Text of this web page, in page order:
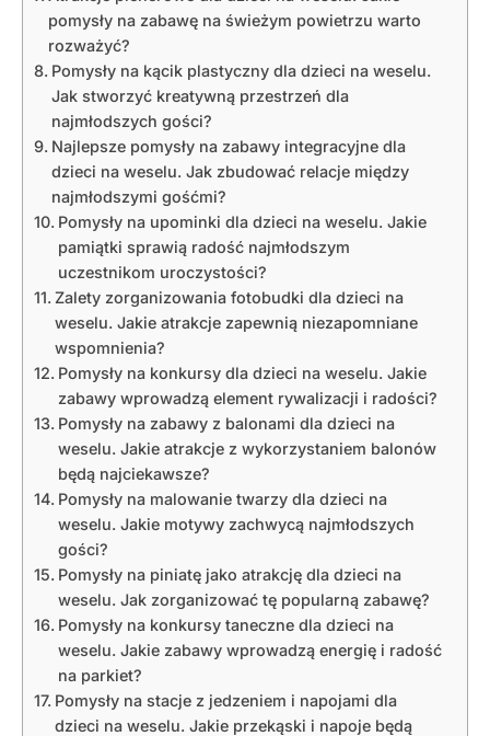
pomysły na zabawę na świeżym powietrzu warto
rozważyć?
Pomysły na kącik plastyczny dla dzieci na weselu.
Jak stworzyć kreatywną przestrzeń dla
najmłodszych gości?
Najlepsze pomysły na zabawy integracyjne dla
dzieci na weselu. Jak zbudować relacje między
najmłodszymi gośćmi?
Pomysły na upominki dla dzieci na weselu. Jakie
pamiątki sprawią radość najmłodszym
uczestnikom uroczystości?
Zalety zorganizowania fotobudki dla dzieci na
weselu. Jakie atrakcje zapewnią niezapomniane
wspomnienia?
Pomysły na konkursy dla dzieci na weselu. Jakie
zabawy wprowadzą element rywalizacji i radości?
Pomysły na zabawy z balonami dla dzieci na
weselu. Jakie atrakcje z wykorzystaniem balonów
będą najciekawsze?
Pomysły na malowanie twarzy dla dzieci na
weselu. Jakie motywy zachwycą najmłodszych
gości?
Pomysły na piniatę jako atrakcję dla dzieci na
weselu. Jak zorganizować tę popularną zabawę?
Pomysły na konkursy taneczne dla dzieci na
weselu. Jakie zabawy wprowadzą energię i radość
na parkiet?
Pomysły na stacje z jedzeniem i napojami dla
dzieci na weselu. Jakie przekąski i napoje będą